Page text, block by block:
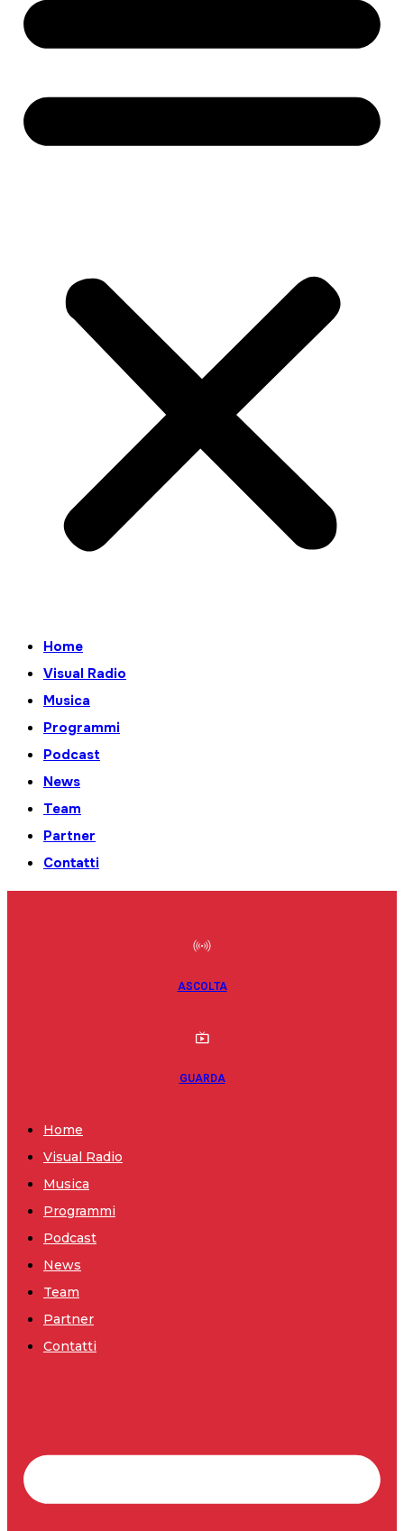
Home
Visual Radio
Musica
Programmi
Podcast
News
Team
Partner
Contatti
ASCOLTA
GUARDA
Home
Visual Radio
Musica
Programmi
Podcast
News
Team
Partner
Contatti